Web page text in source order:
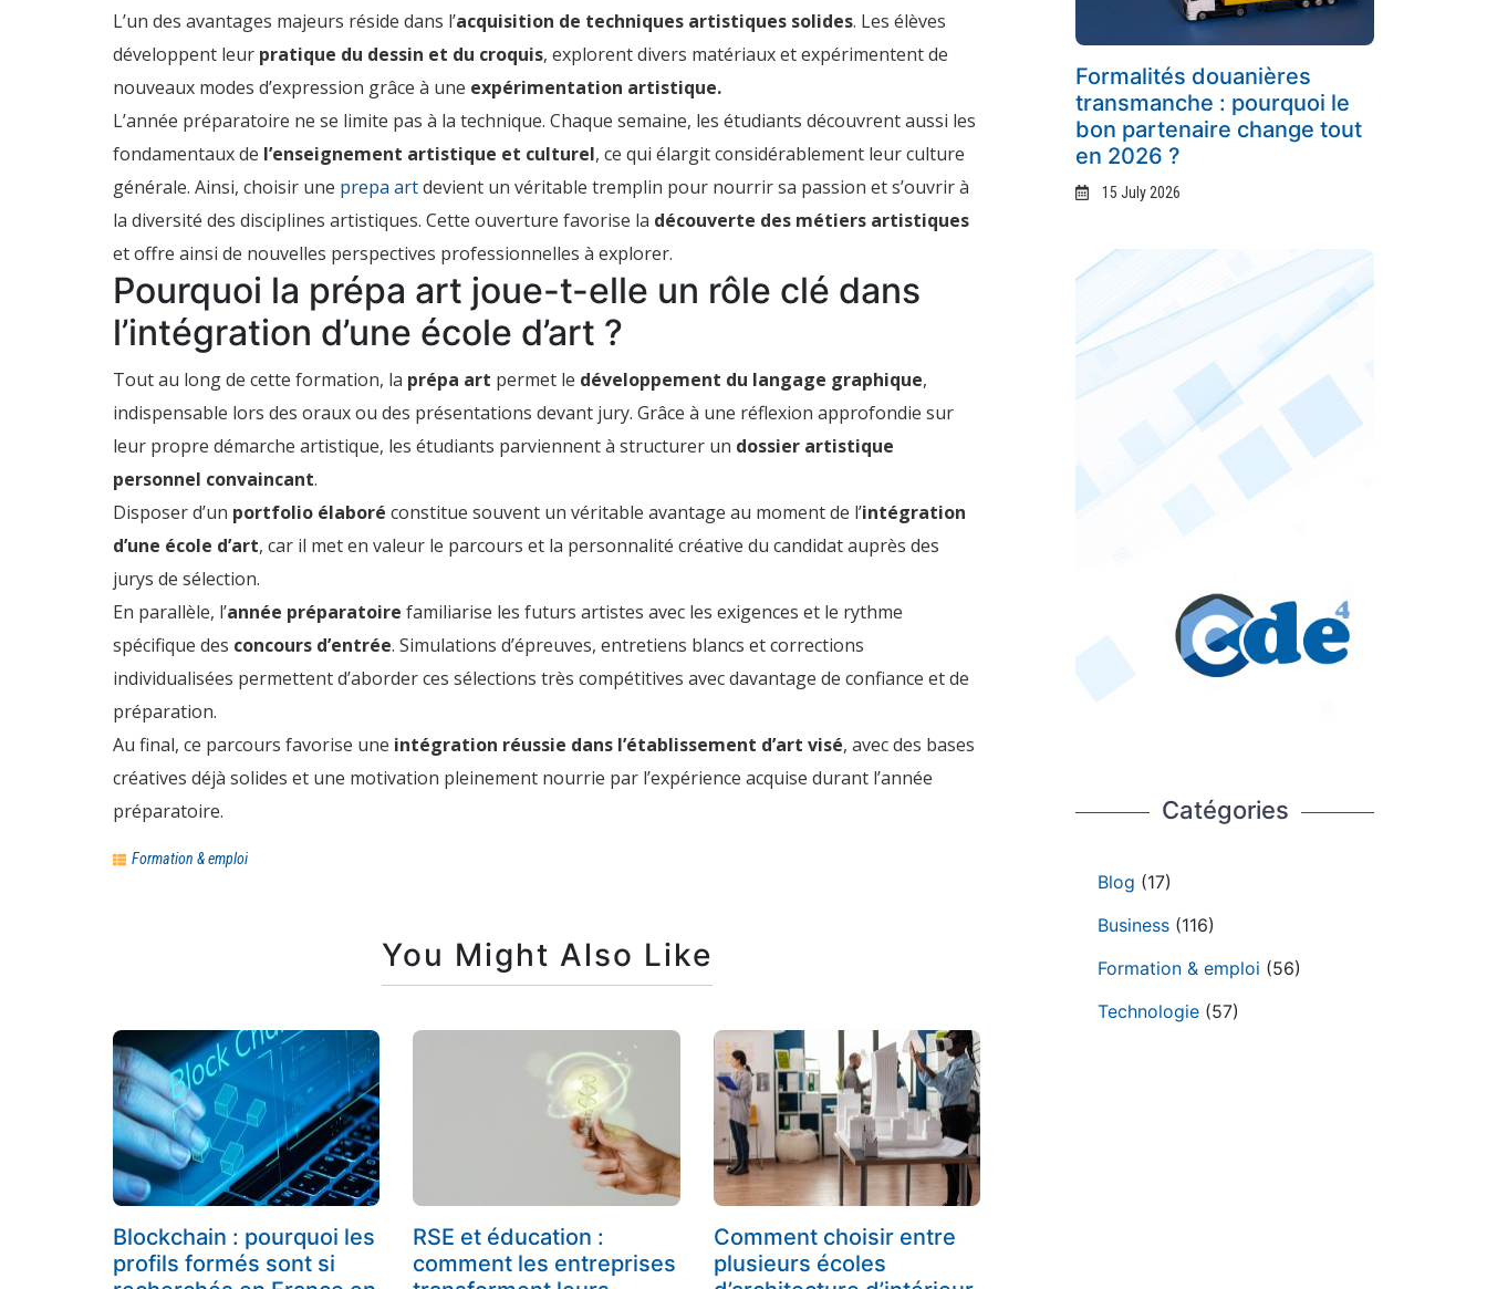
L’un des avantages majeurs réside dans l’acquisition de techniques artistiques solides. Les élèves
développent leur pratique du dessin et du croquis, explorent divers matériaux et expérimentent de
nouveaux modes d’expression grâce à une expérimentation artistique.
L’année préparatoire ne se limite pas à la technique. Chaque semaine, les étudiants découvrent aussi les
fondamentaux de l’enseignement artistique et culturel, ce qui élargit considérablement leur culture
générale. Ainsi, choisir une prepa artdevient un véritable tremplin pour nourrir sa passion et s’ouvrir à
la diversité des disciplines artistiques. Cette ouverture favorise la découverte des métiers artistiques
et offre ainsi de nouvelles perspectives professionnelles à explorer.
Pourquoi la prépa art joue-t-elle un rôle clé dans
l’intégration d’une école d’art ?
Tout au long de cette formation, la prépa art permet le développement du langage graphique,
indispensable lors des oraux ou des présentations devant jury. Grâce à une réflexion approfondie sur
leur propre démarche artistique, les étudiants parviennent à structurer un dossier artistique
personnel convaincant.
Disposer d’un portfolio élaboré constitue souvent un véritable avantage au moment de l’intégration
d’une école d’art, car il met en valeur le parcours et la personnalité créative du candidat auprès des
jurys de sélection.
En parallèle, l’année préparatoire familiarise les futurs artistes avec les exigences et le rythme
spécifique des concours d’entrée. Simulations d’épreuves, entretiens blancs et corrections
individualisées permettent d’aborder ces sélections très compétitives avec davantage de confiance et de
préparation.
Au final, ce parcours favorise une intégration réussie dans l’établissement d’art visé, avec des bases
créatives déjà solides et une motivation pleinement nourrie par l’expérience acquise durant l’année
préparatoire.
Formation & emploi
You Might Also Like
Blockchain : pourquoi les
profils formés sont si
RSE et éducation :
comment les entreprises
Comment choisir entre
plusieurs écoles
Formalités douanières
transmanche : pourquoi le
bon partenaire change tout
en 2026 ?
15 July 2026
Catégories
Blog (17)
Business (116)
Formation & emploi (56)
Technologie (57)